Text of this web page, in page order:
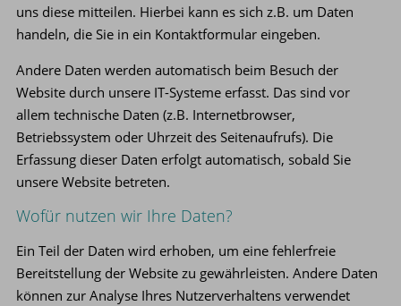
uns diese mitteilen. Hierbei kann es sich z.B. um Daten
handeln, die Sie in ein Kontaktformular eingeben.
Andere Daten werden automatisch beim Besuch der
Website durch unsere IT-Systeme erfasst. Das sind vor
allem technische Daten (z.B. Internetbrowser,
Betriebssystem oder Uhrzeit des Seitenaufrufs). Die
Erfassung dieser Daten erfolgt automatisch, sobald Sie
unsere Website betreten.
Wofür nutzen wir Ihre Daten?
Ein Teil der Daten wird erhoben, um eine fehlerfreie
Bereitstellung der Website zu gewährleisten. Andere Daten
können zur Analyse Ihres Nutzerverhaltens verwendet